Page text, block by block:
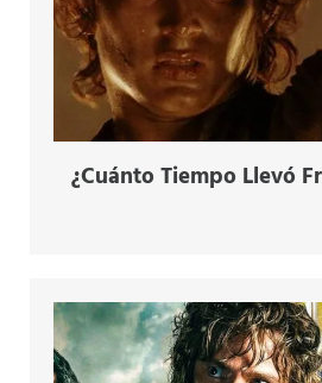
¿Cuánto Tiempo Llevó